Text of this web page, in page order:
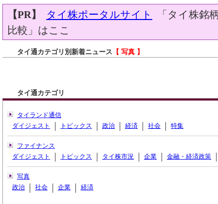
【PR】 タイ株ポータルサイト
「タイ株銘
比較」はここ
タイ通カテゴリ別新着ニュース 【 写真 】
タイ通カテゴリ
タイランド通信
ダイジェスト
トピックス 政治 経済 社会 特集
ファイナンス
ダイジェスト
トピックス タイ株市況 企業 金融・経済政策
写真
政治
社会 企業 経済